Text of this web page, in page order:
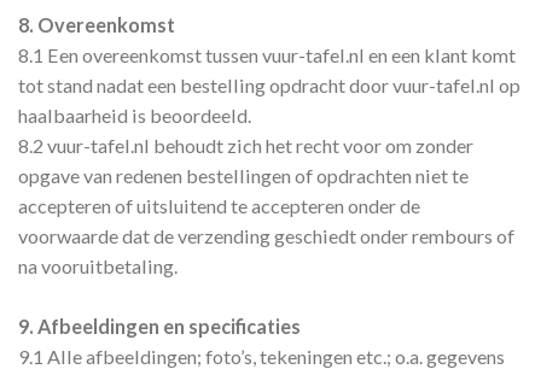
8. Overeenkomst
8.1 Een overeenkomst tussen vuur-tafel.nl en een klant komt
tot stand nadat een bestelling opdracht door vuur-tafel.nl op
haalbaarheid is beoordeeld.
8.2 vuur-tafel.nl behoudt zich het recht voor om zonder
opgave van redenen bestellingen of opdrachten niet te
accepteren of uitsluitend te accepteren onder de
voorwaarde dat de verzending geschiedt onder rembours of
na vooruitbetaling.
9. Afbeeldingen en specificaties
9.1 Alle afbeeldingen; foto’s, tekeningen etc.; o.a. gegevens